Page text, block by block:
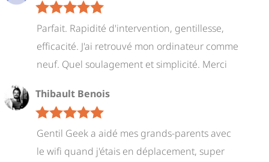
Parfait. Rapidité d'intervention, gentillesse,
efficacité. J'ai retrouvé mon ordinateur comme
neuf. Quel soulagement et simplicité. Merci
Thibault Benois
Gentil Geek a aidé mes grands-parents avec
le wifi quand j'étais en déplacement, super